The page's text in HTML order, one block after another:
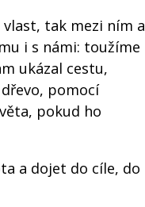
tak mezi ním a
i s námi: toužíme
ukázal cestu,
pomocí
pokud ho
a dojet do cíle, do